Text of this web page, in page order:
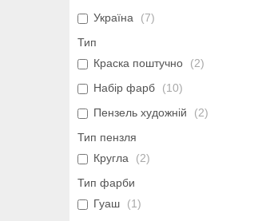
Україна
7
Тип
Краска поштучно
2
Набір фарб
10
Пензель художній
2
Тип пензля
Кругла
2
Тип фарби
Гуаш
1